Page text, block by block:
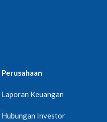
Perusahaan
Laporan Keuangan
Hubungan Investor